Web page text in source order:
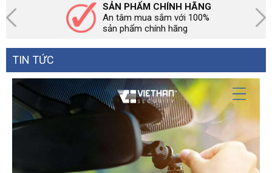
SẢN PHẨM CHÍNH HÃNG
An tâm mua sắm với 100%
sản phẩm chính hãng
TIN TỨC